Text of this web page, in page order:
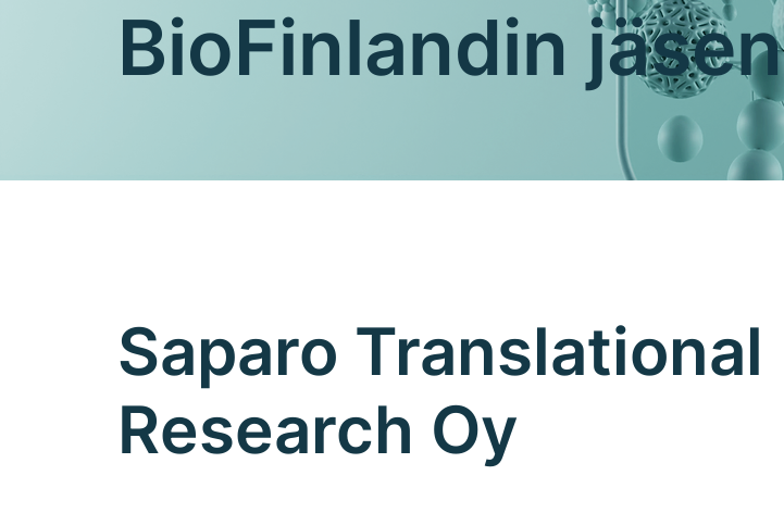
BioFinlandin jäsen
Saparo Translational
Research Oy